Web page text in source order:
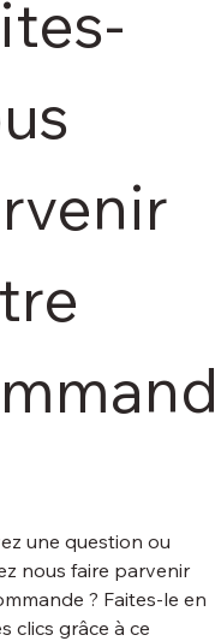
une question ou
nous faire parvenir
? Faites-le en
clics grâce à ce